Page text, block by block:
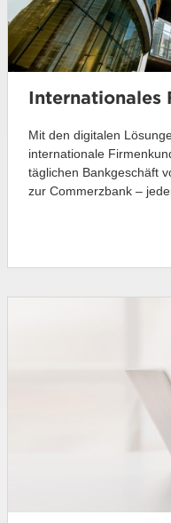
Internationales
Mit den digitalen
internationale
täglichen Bankgeschäft
zur Commerzbank –